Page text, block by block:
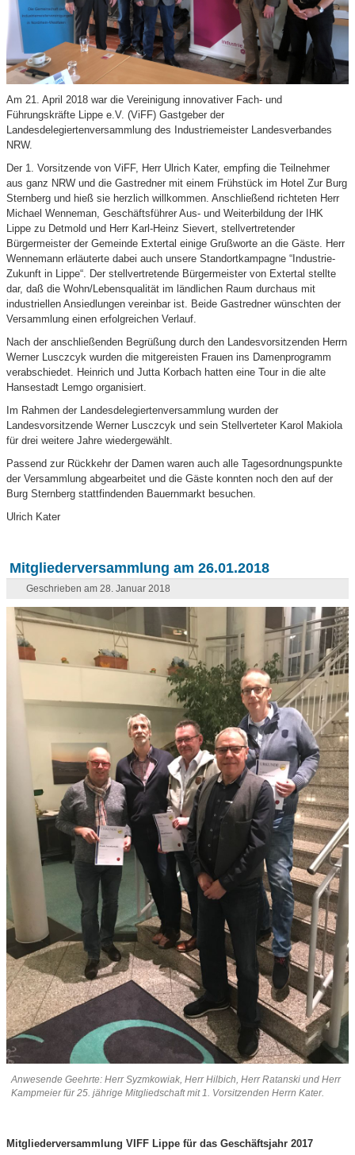
Am 21. April 2018 war die Vereinigung innovativer Fach- und
Führungskräfte Lippe e.V. (ViFF) Gastgeber der
Landesdelegiertenversammlung des Industriemeister Landesverbandes
NRW.
Der 1. Vorsitzende von ViFF, Herr Ulrich Kater, empfing die Teilnehmer
aus ganz NRW und die Gastredner mit einem Frühstück im Hotel Zur Burg
Sternberg und hieß sie herzlich willkommen. Anschließend richteten Herr
Michael Wenneman, Geschäftsführer Aus- und Weiterbildung der IHK
Lippe zu Detmold und Herr Karl-Heinz Sievert, stellvertretender
Bürgermeister der Gemeinde Extertal einige Grußworte an die Gäste. Herr
Wennemann erläuterte dabei auch unsere Standortkampagne “Industrie-
Zukunft in Lippe“. Der stellvertretende Bürgermeister von Extertal stellte
dar, daß die Wohn/Lebensqualität im ländlichen Raum durchaus mit
industriellen Ansiedlungen vereinbar ist. Beide Gastredner wünschten der
Versammlung einen erfolgreichen Verlauf.
Nach der anschließenden Begrüßung durch den Landesvorsitzenden Herrn
Werner Lusczcyk wurden die mitgereisten Frauen ins Damenprogramm
verabschiedet. Heinrich und Jutta Korbach hatten eine Tour in die alte
Hansestadt Lemgo organisiert.
Im Rahmen der Landesdelegiertenversammlung wurden der
Landesvorsitzende Werner Lusczcyk und sein Stellverteter Karol Makiola
für drei weitere Jahre wiedergewählt.
Passend zur Rückkehr der Damen waren auch alle Tagesordnungspunkte
der Versammlung abgearbeitet und die Gäste konnten noch den auf der
Burg Sternberg stattfindenden Bauernmarkt besuchen.
Ulrich Kater
Mitgliederversammlung am 26.01.2018
Geschrieben am 28. Januar 2018
Anwesende Geehrte: Herr Syzmkowiak, Herr Hilbich, Herr Ratanski und Herr
Kampmeier für 25. jährige Mitgliedschaft mit 1. Vorsitzenden Herrn Kater.
Mitgliederversammlung VIFF Lippe für das Geschäftsjahr 2017